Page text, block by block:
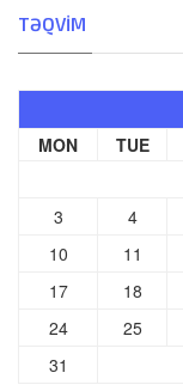
TƏQVIM
MON
TUE
3
4
10
11
17
18
24
25
31